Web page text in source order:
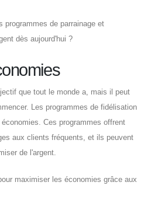
programmes de parrainage et
dès aujourd'hui ?
que tout le monde a, mais il peut
Les programmes de fidélisation
Ces programmes offrent
aux clients fréquents, et ils peuvent
de l'argent.
maximiser les économies grâce aux